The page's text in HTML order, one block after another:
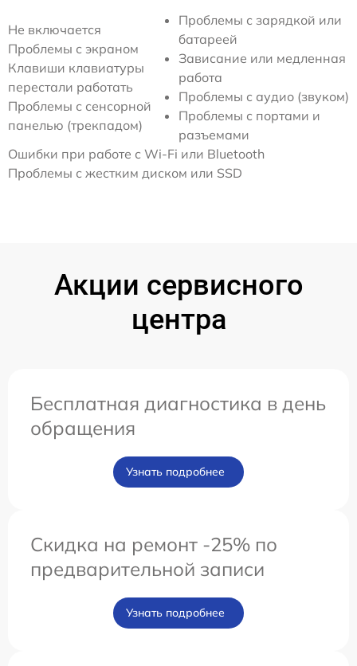
Не включается
Проблемы с экраном
Клавиши клавиатуры
перестали работать
Проблемы с сенсорной
панелью (трекпадом)
Проблемы с зарядкой или
батареей
Зависание или медленная
работа
Проблемы с аудио (звуком)
Проблемы с портами и
разъемами
Ошибки при работе с Wi-Fi или Bluetooth
Проблемы с жестким диском или SSD
Акции сервисного
центра
Бесплатная диагностика в день
обращения
Узнать подробнее
Скидка на ремонт -25% по
предварительной записи
Узнать подробнее